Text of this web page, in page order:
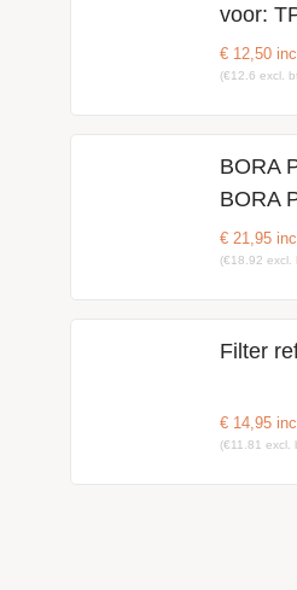
voor:
€ 12,50
(€12.6 excl.
BORA
BORA
€ 21,95
(€18.92 excl.
Filter
€ 14,95
(€11.81 excl.